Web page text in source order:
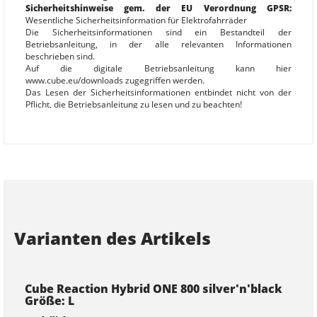
Sicherheitshinweise gem. der EU Verordnung GPSR:
Wesentliche Sicherheitsinformation für Elektrofahrräder
Die Sicherheitsinformationen sind ein Bestandteil der
Betriebsanleitung, in der alle relevanten Informationen
beschrieben sind.
Auf die digitale Betriebsanleitung kann hier
www.cube.eu/downloads zugegriffen werden.
Das Lesen der Sicherheitsinformationen entbindet nicht von der
Pflicht, die Betriebsanleitung zu lesen und zu beachten!
(Elektrofahrrad + Fahrer + Zuladung + ggf. Anhänger)
- Beachten Sie die Herstellervorgaben zum Personen- und
zulässig
- Überprüfen Sie das Elektrofahrrad vor jeder Fahrt auf mögliche
Schäden, insbesondere an Rahmen, Gabel, Lenker/Vorbaueinheit,
Varianten des Artikels
Cube Reaction Hybrid ONE 800 silver'n'black
Größe: L